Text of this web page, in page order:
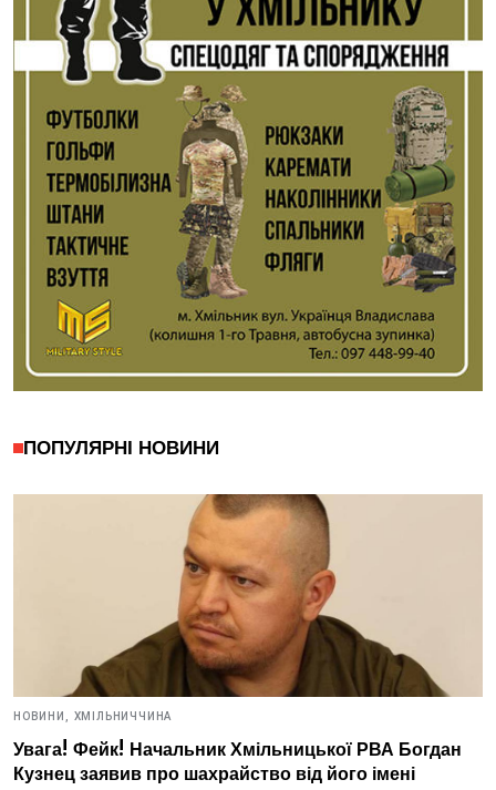
ПОПУЛЯРНІ НОВИНИ
НОВИНИ, ХМІЛЬНИЧЧИНА
Увага! Фейк! Начальник Хмільницької РВА Богдан
Кузнец заявив про шахрайство від його імені